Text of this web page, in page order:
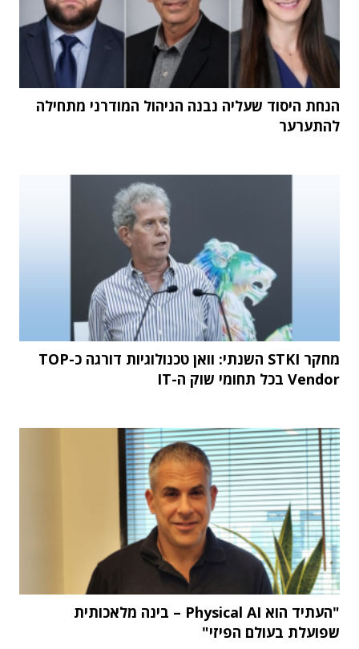
הנחת היסוד שעליה נבנה הניהול המודרני מתחילה
להתערער
מחקר STKI השנתי: וואן טכנולוגיות דורגה כ-TOP
Vendor בכל תחומי שוק ה-IT
"העתיד הוא Physical AI – בינה מלאכותית
שפועלת בעולם הפיזי"